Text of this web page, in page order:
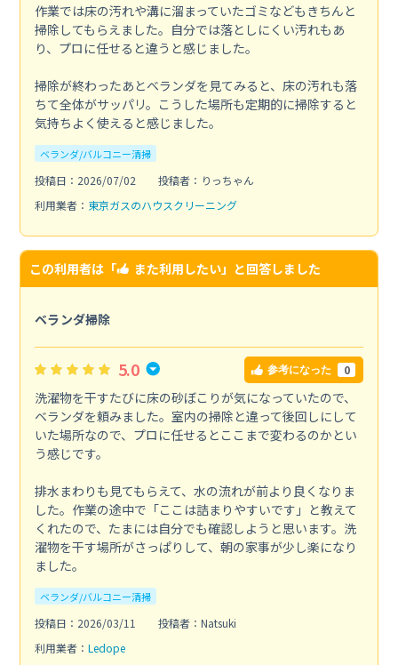
作業では床の汚れや溝に溜まっていたゴミなどもきちんと
掃除してもらえました。自分では落としにくい汚れもあ
り、プロに任せると違うと感じました。
掃除が終わったあとベランダを見てみると、床の汚れも落
ちて全体がサッパリ。こうした場所も定期的に掃除すると
気持ちよく使えると感じました。
ベランダ/バルコニー清掃
投稿日：2026/07/02
投稿者：りっちゃん
利用業者： 東京ガスのハウスクリーニング
この利用者は「 また利用したい」と回答しました
ベランダ掃除
5.0 参考になった 0
洗濯物を干すたびに床の砂ぼこりが気になっていたので、
ベランダを頼みました。室内の掃除と違って後回しにして
いた場所なので、プロに任せるとここまで変わるのかとい
う感じです。
排水まわりも見てもらえて、水の流れが前より良くなりま
した。作業の途中で「ここは詰まりやすいです」と教えて
くれたので、たまには自分でも確認しようと思います。洗
濯物を干す場所がさっぱりして、朝の家事が少し楽になり
ました。
ベランダ/バルコニー清掃
投稿日：2026/03/11
投稿者：Natsuki
利用業者： Ledope